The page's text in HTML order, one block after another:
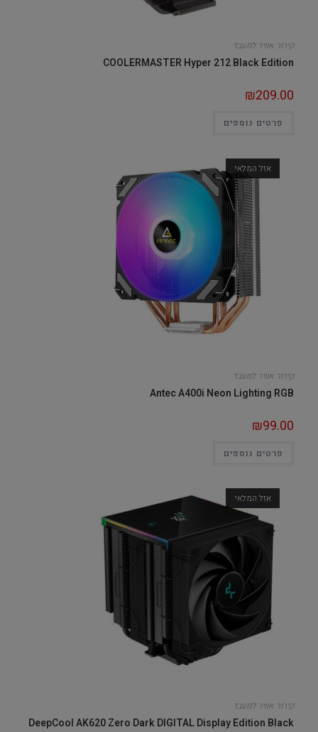
קירור אוויר למעבד
COOLERMASTER Hyper 212 Black Edition
₪209.00
פרטים נוספים
אזל המלאי
קירור אוויר למעבד
Antec A400i Neon Lighting RGB
₪99.00
פרטים נוספים
אזל המלאי
קירור אוויר למעבד
DeepCool AK620 Zero Dark DIGITAL Display Edition Black